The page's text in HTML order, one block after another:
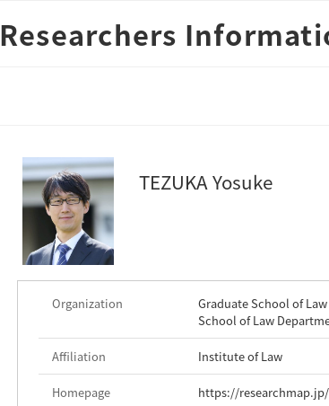
Researchers
TEZUKA Yosuke
Organization
Graduate School of
School of Law
Affiliation Institute of Law
Homepage https://researchmap.jp/